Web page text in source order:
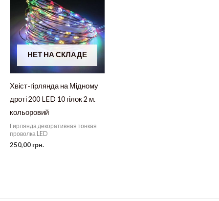
НЕТ НА СКЛАДЕ
Хвіст-гірлянда на Мідному
дроті 200 LED 10 гілок 2 м.
кольоровий
Гирлянда декоративная тонкая
проволка LED
250,00 грн.